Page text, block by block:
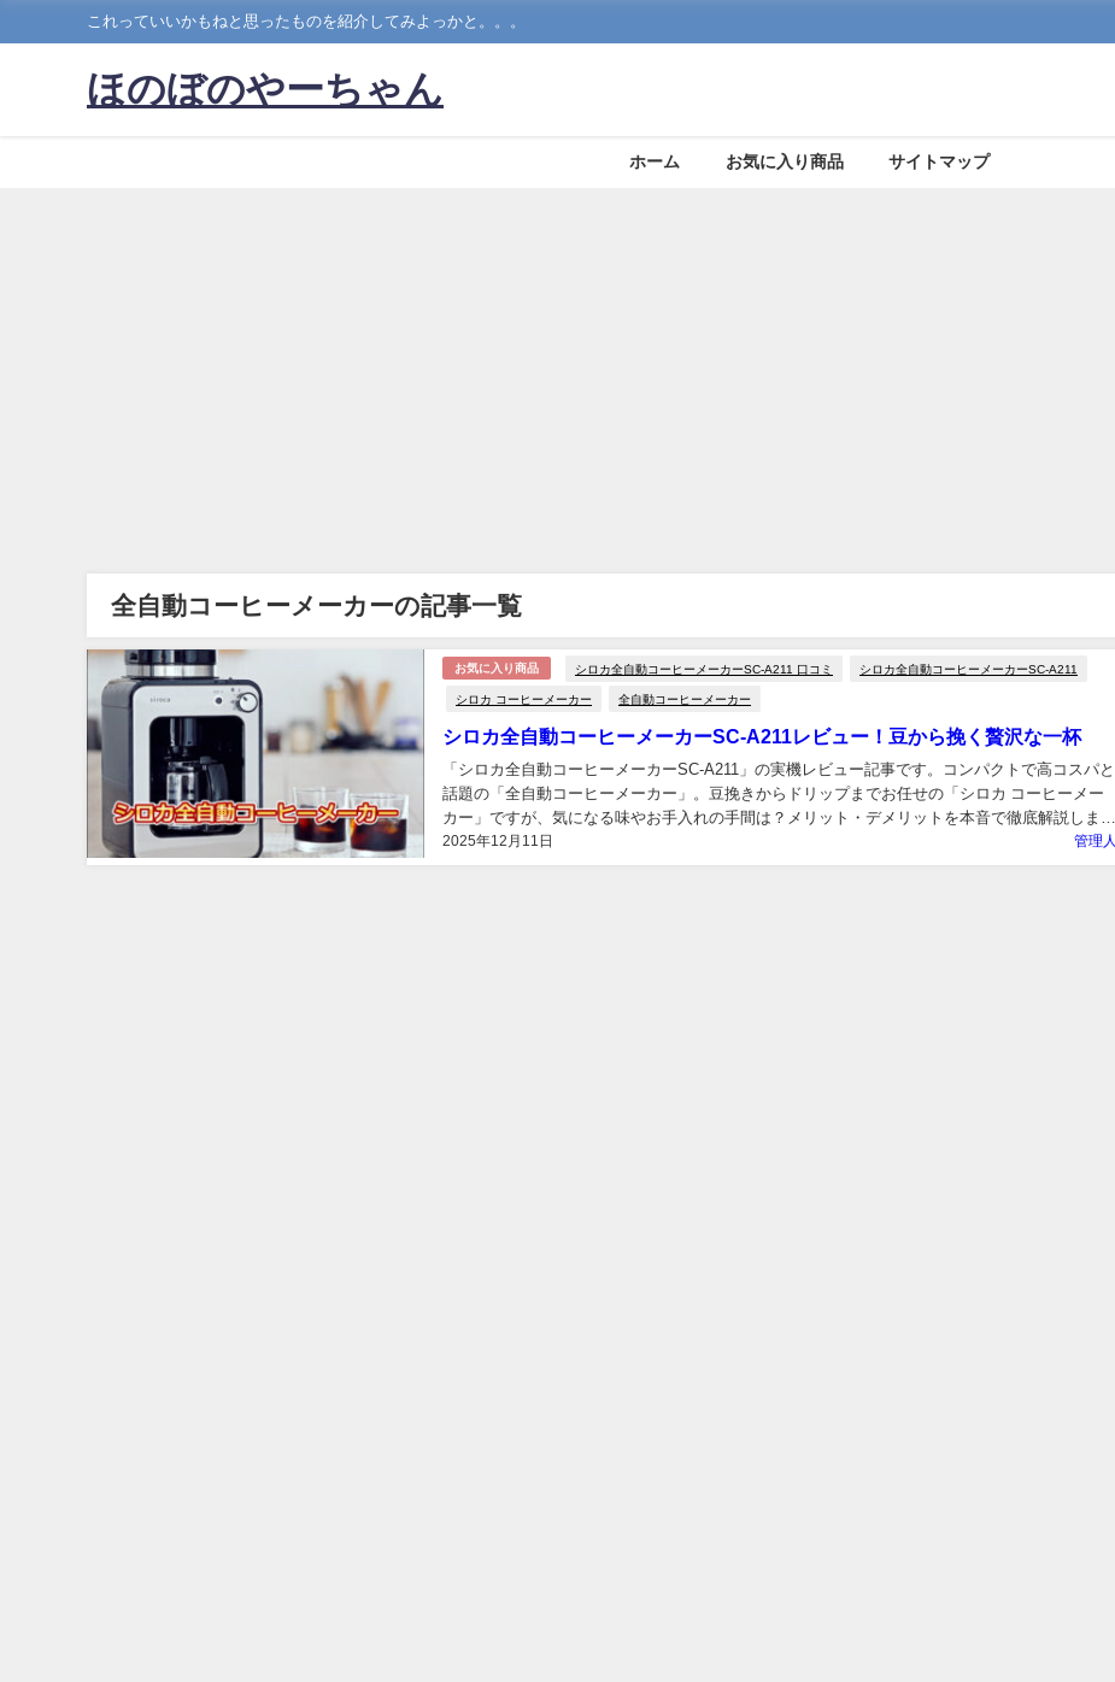
これっていいかもねと思ったものを紹介してみよっかと。。。
ほのぼのやーちゃん
ホーム お気に入り商品 サイトマップ
全自動コーヒーメーカーの記事一覧
お気に入り商品 シロカ全自動コーヒーメーカーSC-A211 口コミ シロカ全自動コーヒーメーカーSC-A211
シロカ コーヒーメーカー 全自動コーヒーメーカー
シロカ全自動コーヒーメーカーSC-A211レビュー！豆から挽く贅沢な一杯
2025年12月11日
「シロカ全自動コーヒーメーカーSC-A211」の実機レビュー記事です。コンパクトで高コスパと
話題の「全自動コーヒーメーカー」。豆挽きからドリップまでお任せの「シロカ コーヒーメー
カー」ですが、気になる味やお手入れの手間は？メリット・デメリットを本音で徹底解説しま
す。...
管理人